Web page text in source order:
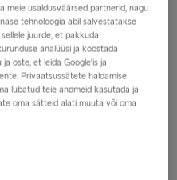
on esitatud allpool.
meie usaldusväärsed partnerid, nagu
tehnoloogia abil salvestatakse
juurde, et pakkuda
analüüsi ja koostada
oste, et leida Google'is ja
Privaatsussätete haldamise
lubatud teie andmeid kasutada ja
oma sätteid alati muuta või oma